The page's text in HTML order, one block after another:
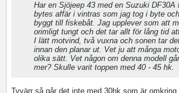
Har en Sjöjeep 43 med en Suzuki DF30A
bytes affär i vintras som jag tog i byte
byggt till fiskebåt. Jag upplever som att
orimligt tungt och det tar allt för lång tid
I lätt motvind, två vuxna och sonen tar
innan den planar ut. Vet ju att många
olika sätt. Vet någon om denna modell
mer? Skulle varit toppen med 40 - 45 hk.
Tyvärr så går det inte med 30hk som är